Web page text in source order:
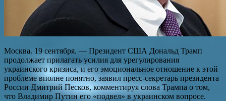
Москва. 19 сентября. — Президент США Дональд Трамп
продолжает прилагать усилия для урегулирования
украинского кризиса, и его эмоциональное отношение к этой
проблеме вполне понятно, заявил пресс-секретарь президента
России Дмитрий Песков, комментируя слова Трампа о том,
что Владимир Путин его «подвел» в украинском вопросе.